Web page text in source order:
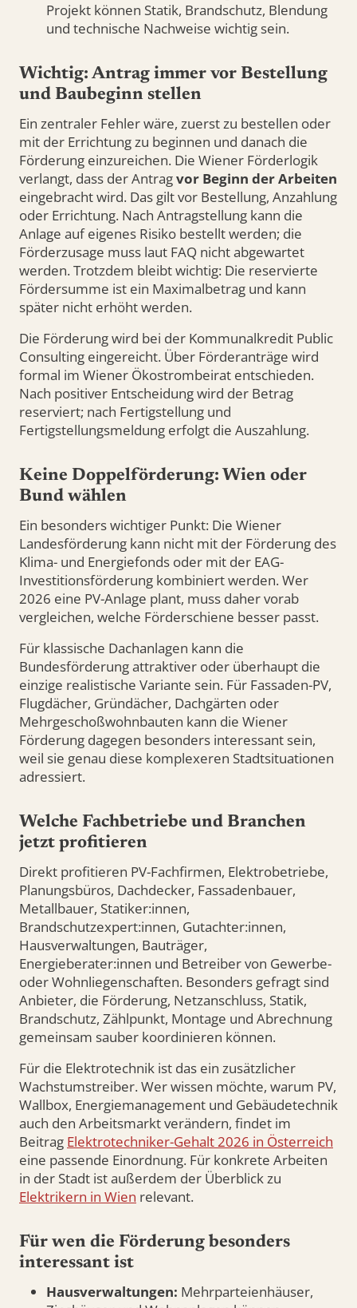
Projekt können Statik, Brandschutz, Blendung
und technische Nachweise wichtig sein.
Wichtig: Antrag immer vor Bestellung
und Baubeginn stellen
Ein zentraler Fehler wäre, zuerst zu bestellen oder
mit der Errichtung zu beginnen und danach die
Förderung einzureichen. Die Wiener Förderlogik
verlangt, dass der Antragvor Beginn der Arbeiten
eingebracht wird. Das gilt vor Bestellung, Anzahlung
oder Errichtung. Nach Antragstellung kann die
Anlage auf eigenes Risiko bestellt werden; die
Förderzusage muss laut FAQ nicht abgewartet
werden. Trotzdem bleibt wichtig: Die reservierte
Fördersumme ist ein Maximalbetrag und kann
später nicht erhöht werden.
Die Förderung wird bei der Kommunalkredit Public
Consulting eingereicht. Über Förderanträge wird
formal im Wiener Ökostrombeirat entschieden.
Nach positiver Entscheidung wird der Betrag
reserviert; nach Fertigstellung und
Fertigstellungsmeldung erfolgt die Auszahlung.
Keine Doppelförderung: Wien oder
Bund wählen
Ein besonders wichtiger Punkt: Die Wiener
Landesförderung kann nicht mit der Förderung des
Klima- und Energiefonds oder mit der EAG-
Investitionsförderung kombiniert werden. Wer
2026 eine PV-Anlage plant, muss daher vorab
vergleichen, welche Förderschiene besser passt.
Für klassische Dachanlagen kann die
Bundesförderung attraktiver oder überhaupt die
einzige realistische Variante sein. Für Fassaden-PV,
Flugdächer, Gründächer, Dachgärten oder
Mehrgeschoßwohnbauten kann die Wiener
Förderung dagegen besonders interessant sein,
weil sie genau diese komplexeren Stadtsituationen
adressiert.
Welche Fachbetriebe und Branchen
jetzt profitieren
Direkt profitieren PV-Fachfirmen, Elektrobetriebe,
Planungsbüros, Dachdecker, Fassadenbauer,
Metallbauer, Statiker:innen,
Brandschutzexpert:innen, Gutachter:innen,
Hausverwaltungen, Bauträger,
Energieberater:innen und Betreiber von Gewerbe-
oder Wohnliegenschaften. Besonders gefragt sind
Anbieter, die Förderung, Netzanschluss, Statik,
Brandschutz, Zählpunkt, Montage und Abrechnung
gemeinsam sauber koordinieren können.
Für die Elektrotechnik ist das ein zusätzlicher
Wachstumstreiber. Wer wissen möchte, warum PV,
Wallbox, Energiemanagement und Gebäudetechnik
auch den Arbeitsmarkt verändern, findet im
Beitrag Elektrotechniker-Gehalt 2026 in Österreich
eine passende Einordnung. Für konkrete Arbeiten
in der Stadt ist außerdem der Überblick zu
Elektrikern in Wien relevant.
Für wen die Förderung besonders
interessant ist
Hausverwaltungen: Mehrparteienhäuser,